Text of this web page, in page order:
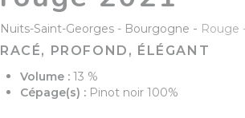
Nuits-Saint-Georges Bourgogne - Rouge
RACÉ, PROFOND, ÉLÉGANT
Volume : 13 %
Cépage(s) : Pinot noir 100%